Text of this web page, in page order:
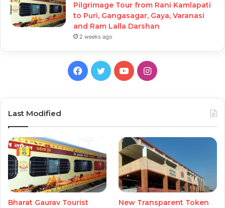
Pilgrimage Tour from Rani Kamlapati
to Puri, Gangasagar, Gaya, Varanasi
and Ram Lalla Darshan
2 weeks ago
Facebook
TwitterYouTubeInstagram
Last Modified
Bharat Gaurav Tourist
New Transparent Token